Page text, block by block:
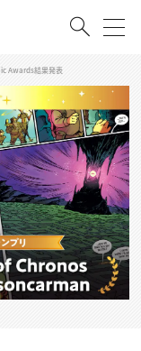
会員登録
Awards結果発表